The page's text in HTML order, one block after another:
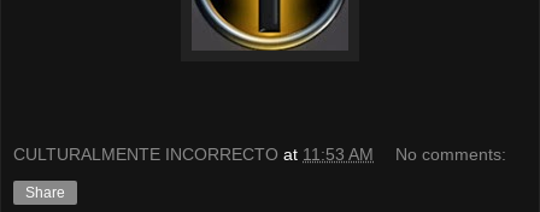
CULTURALMENTE INCORRECTO at 11:53 AM No comments:
Share